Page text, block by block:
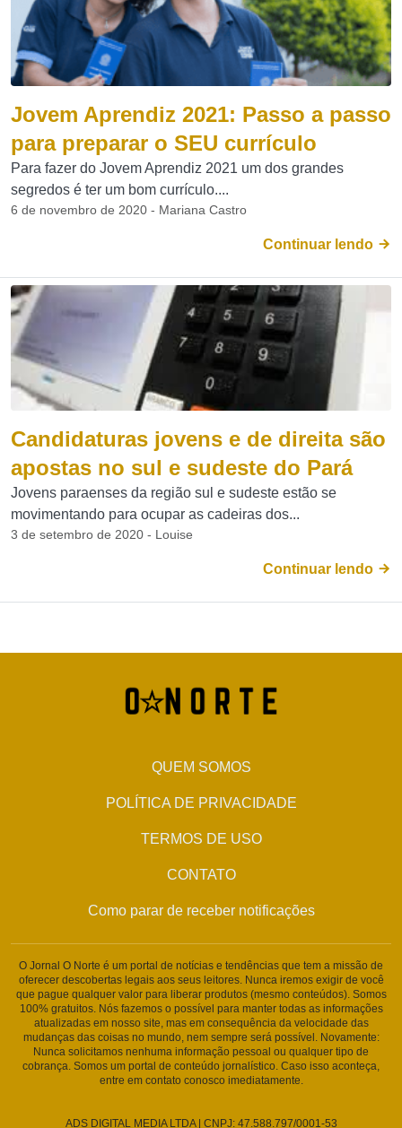
Jovem Aprendiz 2021: Passo a passo
para preparar o SEU currículo
Para fazer do Jovem Aprendiz 2021 um dos grandes
segredos é ter um bom currículo....
6 de novembro de 2020 - Mariana Castro
Continuar lendo
Candidaturas jovens e de direita são
apostas no sul e sudeste do Pará
Jovens paraenses da região sul e sudeste estão se
movimentando para ocupar as cadeiras dos...
3 de setembro de 2020 - Louise
Continuar lendo
QUEM SOMOS
POLÍTICA DE PRIVACIDADE
TERMOS DE USO
CONTATO
Como parar de receber notificações
O Jornal O Norte é um portal de notícias e tendências que tem a missão de
oferecer descobertas legais aos seus leitores. Nunca iremos exigir de você
que pague qualquer valor para liberar produtos (mesmo conteúdos). Somos
100% gratuitos. Nós fazemos o possível para manter todas as informações
atualizadas em nosso site, mas em consequência da velocidade das
mudanças das coisas no mundo, nem sempre será possível. Novamente:
Nunca solicitamos nenhuma informação pessoal ou qualquer tipo de
cobrança. Somos um portal de conteúdo jornalístico. Caso isso aconteça,
entre em contato conosco imediatamente.
ADS DIGITAL MEDIA LTDA | CNPJ: 47.588.797/0001-53